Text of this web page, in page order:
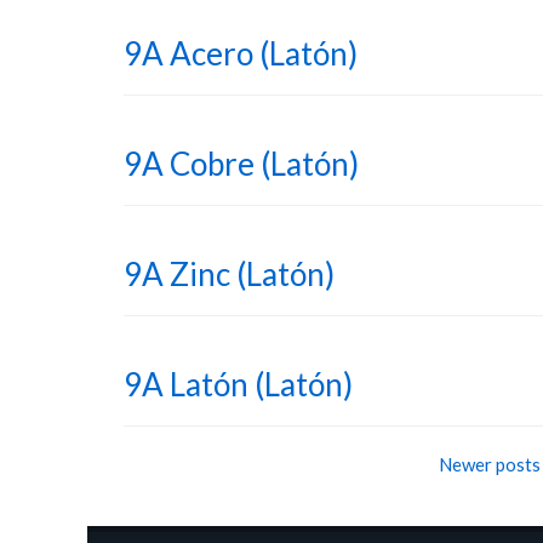
9A Acero (Latón)
9A Cobre (Latón)
9A Zinc (Latón)
9A Latón (Latón)
Newer posts